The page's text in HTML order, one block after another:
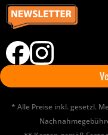
* Alle Preise inkl. gesetzl.